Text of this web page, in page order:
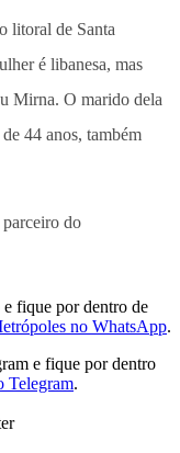
litoral de Santa
é libanesa, mas
Mirna. O marido dela
44 anos, também
parceiro do
fique por dentro de
no WhatsApp.
e fique por dentro
Telegram.